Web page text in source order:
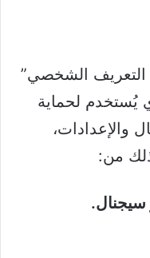
التعريف الشخصي”
يُستخدم لحماية
والإعدادات،
من:
سيجنال.